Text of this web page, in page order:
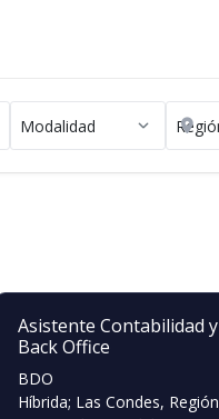
Asistente Contabilidad y
Back Office
BDO
Híbrida; Las Condes, Región